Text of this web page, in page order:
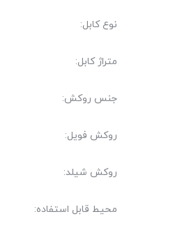
نوع کابل:
متراژ کابل:
جنس روکش:
روکش فویل:
روکش شیلد:
محیط قابل استفاده: